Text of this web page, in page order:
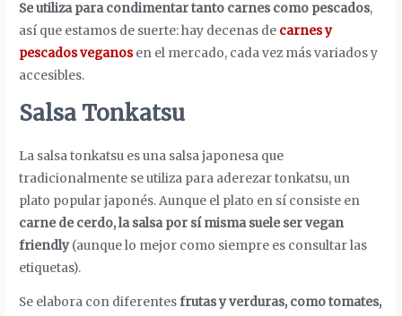
Se utiliza para condimentar tanto carnes como pescados,
así que estamos de suerte: hay decenas de carnes y
pescados veganos en el mercado, cada vez más variados y
accesibles.
Salsa Tonkatsu
La salsa tonkatsu es una salsa japonesa que
tradicionalmente se utiliza para aderezar tonkatsu, un
plato popular japonés. Aunque el plato en sí consiste en
carne de cerdo, la salsa por sí misma suele ser vegan
friendly(aunque lo mejor como siempre es consultar las
etiquetas).
Se elabora con diferentesfrutas y verduras, como tomates,